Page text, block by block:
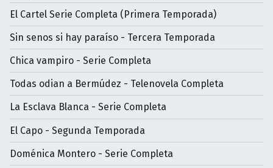
El Cartel Serie Completa (Primera Temporada)
Sin senos si hay paraíso - Tercera Temporada
Chica vampiro - Serie Completa
Todas odian a Bermúdez - Telenovela Completa
La Esclava Blanca - Serie Completa
El Capo - Segunda Temporada
Doménica Montero - Serie Completa